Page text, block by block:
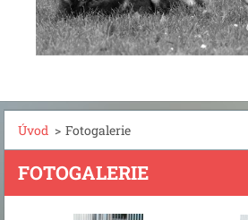
Úvod > Fotogalerie
FOTOGALERIE